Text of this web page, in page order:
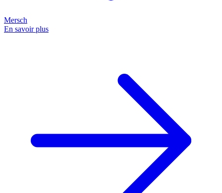
Mersch
En savoir plus